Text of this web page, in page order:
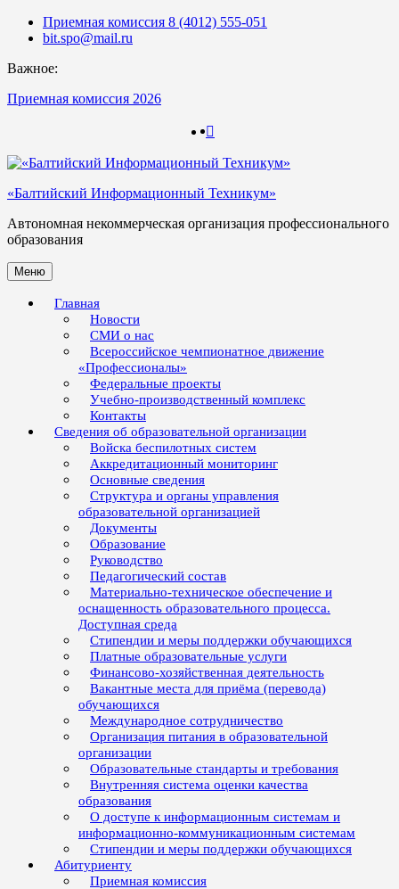
Skip
Приемная комиссия 8 (4012) 555-051
bit.spo@mail.ru
Важное:
Приемная комиссия 2026
«Балтийский Информационный Техникум»
Автономная некоммерческая организация профессионального
образования
Меню
Главная
Новости
СМИ о нас
Всероссийское чемпионатное движение
«Профессионалы»
Федеральные проекты
Учебно-производственный комплекс
Контакты
Сведения об образовательной организации
Войска беспилотных систем
Аккредитационный мониторинг
Основные сведения
Структура и органы управления
образовательной организацией
Документы
Образование
Руководство
Педагогический состав
Материально-техническое обеспечение и
оснащенность образовательного процесса.
Доступная среда
Стипендии и меры поддержки обучающихся
Платные образовательные услуги
Финансово-хозяйственная деятельность
Вакантные места для приёма (перевода)
обучающихся
Международное сотрудничество
Организация питания в образовательной
организации
Образовательные стандарты и требования
Внутренняя система оценки качества
образования
О доступе к информационным системам и
информационно-коммуникационным системам
Стипендии и меры поддержки обучающихся
Абитуриенту
Приемная комиссия